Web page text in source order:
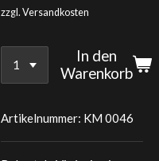
zzgl. Versandkosten
In den
Warenkorb
Artikelnummer: KM 0046